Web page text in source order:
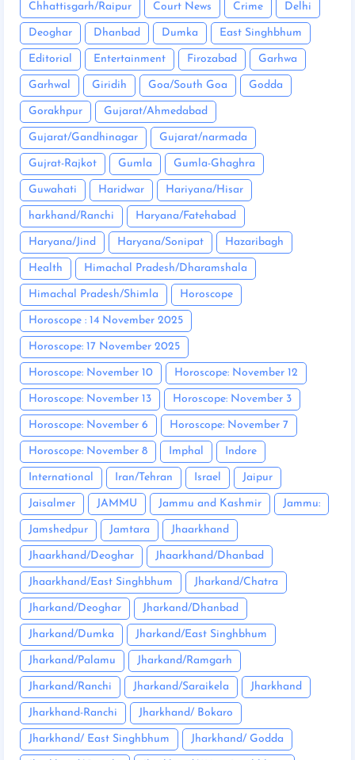
Chhattisgarh/Raipur Court News Crime Delhi
Deoghar Dhanbad Dumka East Singhbhum
Editorial Entertainment Firozabad Garhwa
Garhwal Giridih Goa/South Goa Godda
Gorakhpur Gujarat/Ahmedabad
Gujarat/Gandhinagar Gujarat/narmada
Gujrat-Rajkot Gumla Gumla-Ghaghra
Guwahati Haridwar Hariyana/Hisar
harkhand/Ranchi Haryana/Fatehabad
Haryana/Jind Haryana/Sonipat Hazaribagh
Health Himachal Pradesh/Dharamshala
Himachal Pradesh/Shimla Horoscope
Horoscope : 14 November 2025
Horoscope: 17 November 2025
Horoscope: November 10 Horoscope: November 12
Horoscope: November 13 Horoscope: November 3
Horoscope: November 6 Horoscope: November 7
Horoscope: November 8 Imphal Indore
International Iran/Tehran Israel Jaipur
Jaisalmer JAMMU Jammu and Kashmir Jammu:
Jamshedpur Jamtara Jhaarkhand
Jhaarkhand/Deoghar Jhaarkhand/Dhanbad
Jhaarkhand/East Singhbhum Jharkand/Chatra
Jharkand/Deoghar Jharkand/Dhanbad
Jharkand/Dumka Jharkand/East Singhbhum
Jharkand/Palamu Jharkand/Ramgarh
Jharkand/Ranchi Jharkand/Saraikela Jharkhand
Jharkhand-Ranchi Jharkhand/ Bokaro
Jharkhand/ East Singhbhum Jharkhand/ Godda